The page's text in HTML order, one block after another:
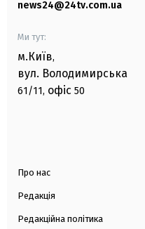
news24@24tv.com.ua
Ми тут:
м.Київ,
вул. Володимирська
61/11, офіс 50
Про нас
Редакція
Редакційна політика